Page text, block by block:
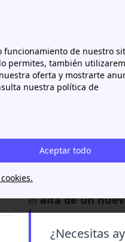
funcionamiento de nuestro
permites, también
oferta y mostrarte
nuestra política de
Aceptar todo
Derechos de acceso de luz:
Derechos
derechos de
conectarse y
contratadaen el
coste se factura a
elalta de un
¿Necesitas